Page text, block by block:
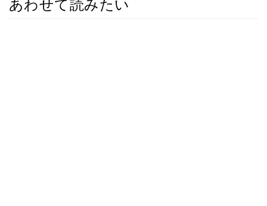
あわせて読みたい